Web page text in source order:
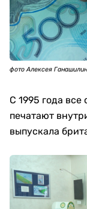
фото Алексея
С 1995 года
печатают
выпускала